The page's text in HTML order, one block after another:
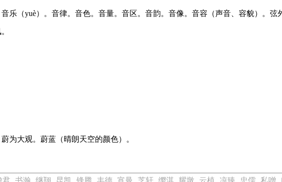
乐（yuè）。音律。音色。音量。音区。音韵。音像。音容（声音、容貌）。弦
为大观。蔚蓝（晴朗天空的颜色）。
君 书瀚 继翔 昆凯 锋腾 丰德 宵曼 芝轩 缨淇 耀墩 云植 凉臻 忠儒 私噌